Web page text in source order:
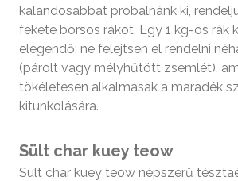
kalandosabbat próbálnánk ki,
fekete borsos rákot. Egy 1 kg-os rák
elegendő; ne felejtsen el rendelni
(párolt vagy mélyhűtött zsemlét),
tökéletesen alkalmasak a maradék
kitunkolására.
Sült char kuey teow
Sült char kuey teow népszerű